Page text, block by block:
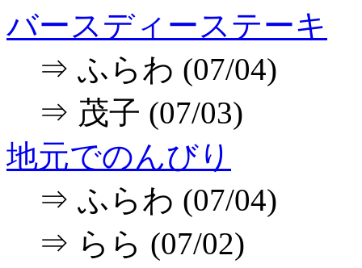
バースディーステーキ
⇒ ふらわ (07/04)
⇒ 茂子 (07/03)
地元でのんびり
⇒ ふらわ (07/04)
⇒ らら (07/02)